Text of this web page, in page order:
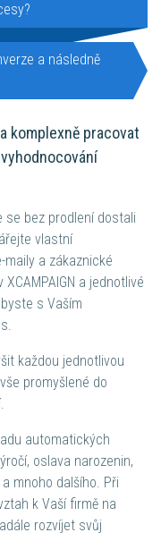
a následně
komplexně pracovat
se bez prodlení dostali
vlastní
a zákaznické
a jednotlivé
s Vaším
každou jednotlivou
promyšlené do
automatických
oslava narozenin,
mnoho dalšího. Při
k Vaší firmě na
rozvíjet svůj